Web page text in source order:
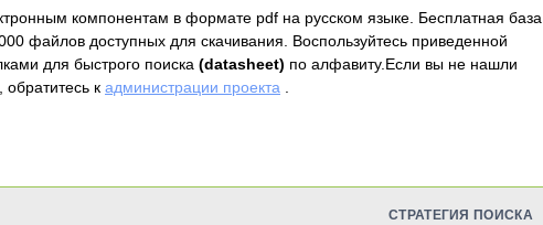
компонентам в формате pdf на русском языке. Бесплатная база
файлов доступных для скачивания. Воспользуйтесь приведенной
для быстрого поиска (datasheet) по алфавиту.Если вы не нашли
к администрации проекта .
СТРАТЕГИЯ ПОИСКА